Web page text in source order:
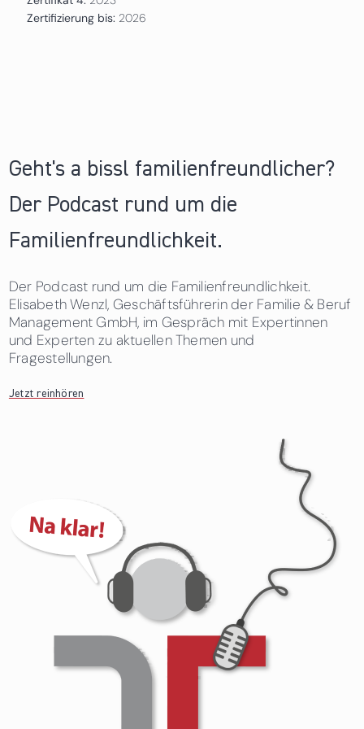
Zertifizierung bis: 2026
Geht's a bissl familienfreundlicher?
Der Podcast rund um die
Familienfreundlichkeit.
Der Podcast rund um die Familienfreundlichkeit.
Elisabeth Wenzl, Geschäftsführerin der Familie & Beruf
Management GmbH, im Gespräch mit Expertinnen
und Experten zu aktuellen Themen und
Fragestellungen.
Jetzt reinhören